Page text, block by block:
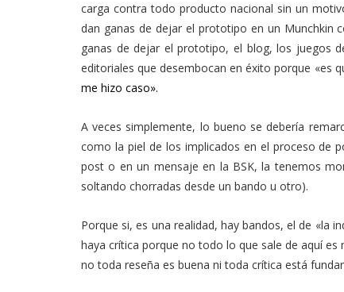
carga contra todo producto nacional sin un
dan ganas de dejar el prototipo en un Munchkin
ganas de dejar el prototipo, el blog, los juegos
editoriales que desembocan en éxito porque «es
me hizo caso».
A veces simplemente, lo bueno se debería
como la piel de los implicados en el proceso de
post o en un mensaje en la BSK, la tenemos
soltando chorradas desde un bando u otro).
Porque si, es una realidad, hay bandos, el de «la
haya crítica porque no todo lo que sale de aquí
no toda reseña es buena ni toda crítica está